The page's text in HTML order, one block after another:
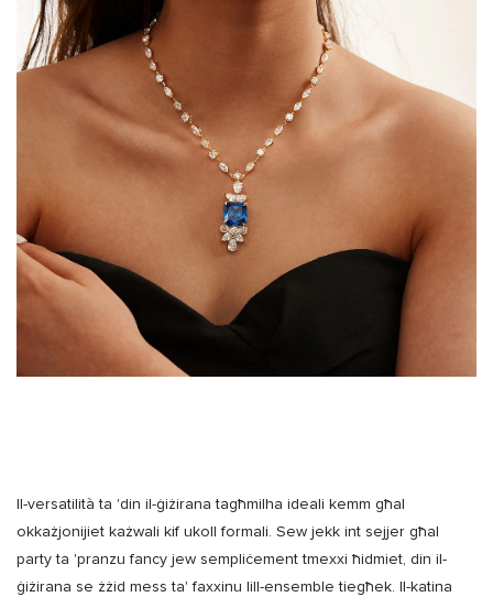
Il-versatilità ta 'din il-ġiżirana tagħmilha ideali kemm għal
okkażjonijiet każwali kif ukoll formali. Sew jekk int sejjer għal
party ta 'pranzu fancy jew sempliċement tmexxi ħidmiet, din il-
ġiżirana se żżid mess ta' faxxinu lill-ensemble tiegħek. Il-katina